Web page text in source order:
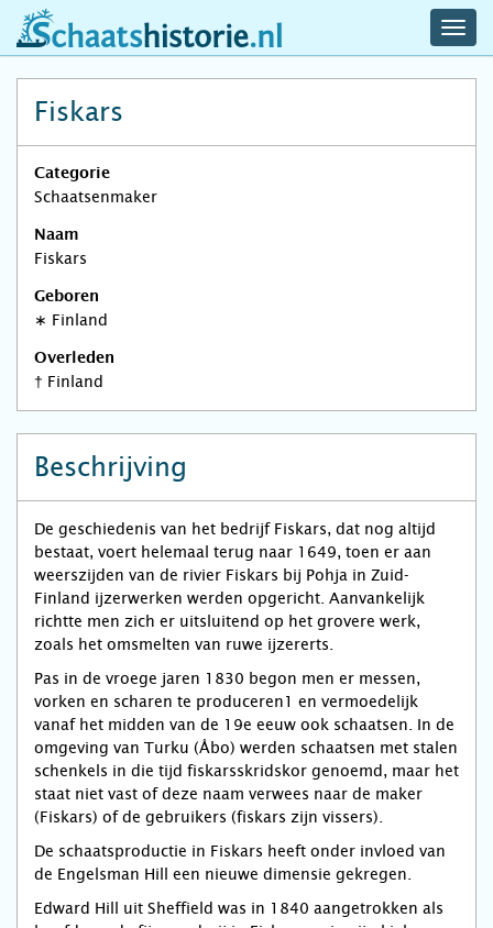
schaatshistorie.nl
Fiskars
Categorie
Schaatsenmaker
Naam
Fiskars
Geboren
∗ Finland
Overleden
† Finland
Beschrijving
De geschiedenis van het bedrijf Fiskars, dat nog altijd
bestaat, voert helemaal terug naar 1649, toen er aan
weerszijden van de rivier Fiskars bij Pohja in Zuid-
Finland ijzerwerken werden opgericht. Aanvankelijk
richtte men zich er uitsluitend op het grovere werk,
zoals het omsmelten van ruwe ijzererts.
Pas in de vroege jaren 1830 begon men er messen,
vorken en scharen te produceren1 en vermoedelijk
vanaf het midden van de 19e eeuw ook schaatsen. In de
omgeving van Turku (Åbo) werden schaatsen met stalen
schenkels in die tijd fiskarsskridskor genoemd, maar het
staat niet vast of deze naam verwees naar de maker
(Fiskars) of de gebruikers (fiskars zijn vissers).
De schaatsproductie in Fiskars heeft onder invloed van
de Engelsman Hill een nieuwe dimensie gekregen.
Edward Hill uit Sheffield was in 1840 aangetrokken als